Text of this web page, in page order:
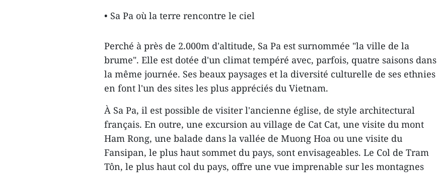
• Sa Pa où la terre rencontre le ciel
Perché à près de 2.000m d'altitude, Sa Pa est surnommée "la ville de la
brume". Elle est dotée d'un climat tempéré avec, parfois, quatre saisons dans
la même journée. Ses beaux paysages et la diversité culturelle de ses ethnies
en font l'un des sites les plus appréciés du Vietnam.
À Sa Pa, il est possible de visiter l'ancienne église, de style architectural
français. En outre, une excursion au village de Cat Cat, une visite du mont
Ham Rong, une balade dans la vallée de Muong Hoa ou une visite du
Fansipan, le plus haut sommet du pays, sont envisageables. Le Col de Tram
Tôn, le plus haut col du pays, offre une vue imprenable sur les montagnes